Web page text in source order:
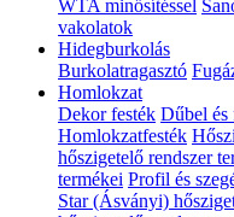
WTA minősítéssel
vakolatok
Hidegburkolás
Burkolatragasztó
Homlokzat
Dekor festék Dűbel és
Homlokzatfesték
hőszigetelő rendszer
termékei Profil és
Star (Ásványi)